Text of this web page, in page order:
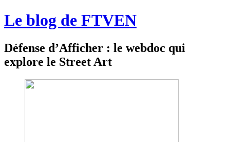
Le blog de FTVEN
Défense d’Afficher : le webdoc qui
explore le Street Art